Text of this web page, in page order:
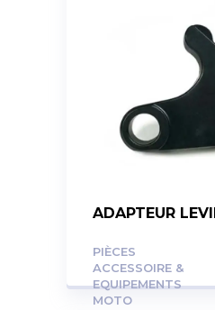
ADAPTEUR
PIÈCES
ACCESSOIRE &
EQUIPEMENTS
MOTO